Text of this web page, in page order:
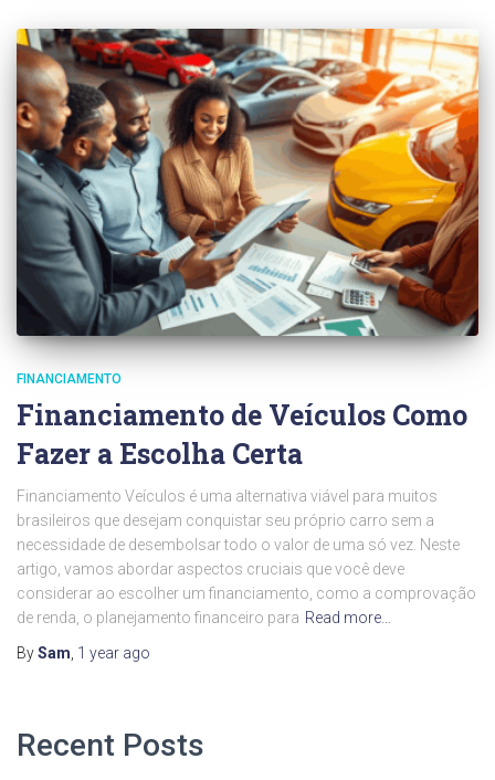
FINANCIAMENTO
Financiamento de Veículos Como
Fazer a Escolha Certa
Financiamento Veículos é uma alternativa viável para muitos
brasileiros que desejam conquistar seu próprio carro sem a
necessidade de desembolsar todo o valor de uma só vez. Neste
artigo, vamos abordar aspectos cruciais que você deve
considerar ao escolher um financiamento, como a comprovação
de renda, o planejamento financeiro para Read more…
BySam, 1 year ago
Recent Posts